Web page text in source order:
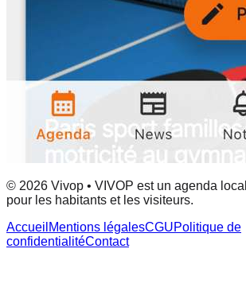
© 2026 Vivop • VIVOP est un agenda
pour les habitants et les visiteurs.
Accueil Mentions légalesCGUPolitique de
confidentialitéContact